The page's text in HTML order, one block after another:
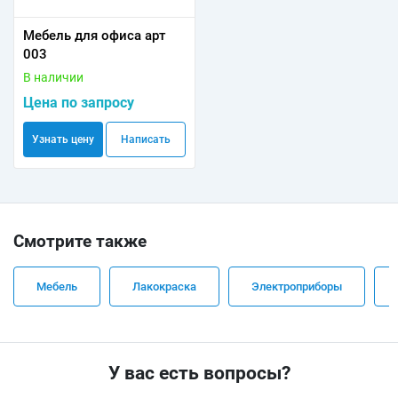
Мебель для офиса арт
003
В наличии
Цена по запросу
Узнать цену Написать
Смотрите также
Мебель Лакокраска Электроприборы
У вас есть вопросы?